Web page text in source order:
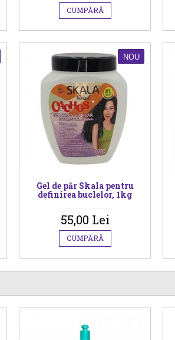
CUMPĂRĂ
NOU
Gel de păr Skala pentru
definirea buclelor, 1kg
55,00 Lei
CUMPĂRĂ